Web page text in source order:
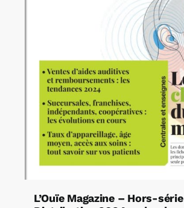
L’Ouïe Magazine – Hors-série